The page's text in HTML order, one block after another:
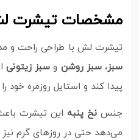
مشخصات تیشرت لش ۷۸
تیشرت لش با طراحی راحت و
سبز،سبز روشن و سبز زیتونی
پیدا کند و استایل روزمره
جنسنخ پنبه این تیشرت
می‌دهد حتی در روزهای گرم